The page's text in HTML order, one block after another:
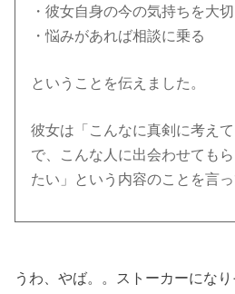
・彼女自身の今の気持ちを大
・悩みがあれば相談に乗る
ということを伝えました。
彼女は「こんなに真剣に考え
で、こんな人に出会わせても
たい」という内容のことを言っ
うわ、やば。。ストーカーにな